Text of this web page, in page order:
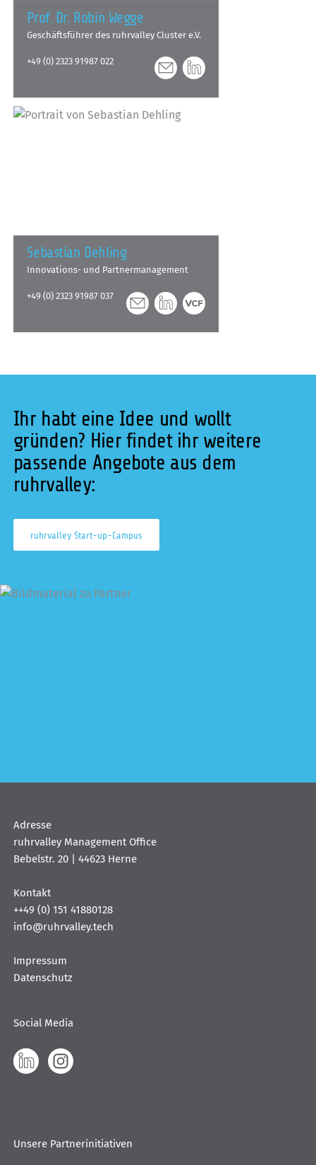
Prof. Dr. Robin Wegge
Geschäftsführer des ruhrvalley Cluster e.V.
+49 (0) 2323 91987 022
Sebastian Dehling
Innovations- und Partnermanagement
+49 (0) 2323 91987 037
Ihr habt eine Idee und wollt
gründen? Hier findet ihr weitere
passende Angebote aus dem
ruhrvalley:
ruhrvalley Start-up-Campus
Adresse
ruhrvalley Management Office
Bebelstr. 20 | 44623 Herne
Kontakt
++49 (0) 151 41880128
info@ruhrvalley.tech
Impressum
Datenschutz
Social Media
LinkedinInstagram
Unsere Partnerinitiativen